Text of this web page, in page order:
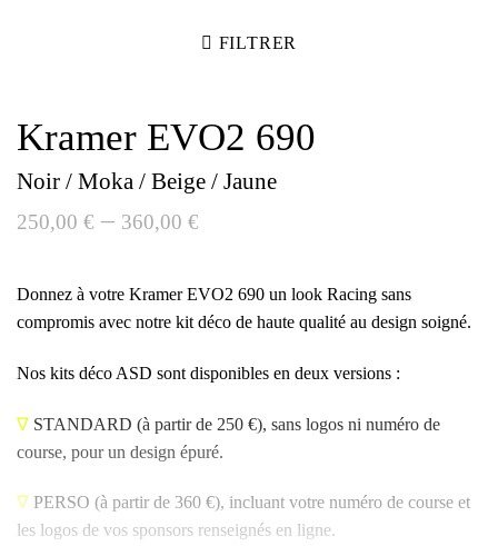
FILTRER
Kramer EVO2 690
Noir / Moka / Beige / Jaune
250,00 € – 360,00 €
Donnez à votre Kramer EVO2 690 un look Racing sans
compromis avec notre kit déco de haute qualité au design soigné.
Nos kits déco ASD sont disponibles en deux versions :
∇ STANDARD (à partir de 250 €), sans logos ni numéro de
course, pour un design épuré.
∇ PERSO (à partir de 360 €), incluant votre numéro de course et
les logos de vos sponsors renseignés en ligne.